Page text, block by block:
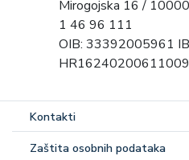
Mirogojska 16 /
1 46 96 111
OIB: 33392005961
Kontakti
Zaštita osobnih podataka